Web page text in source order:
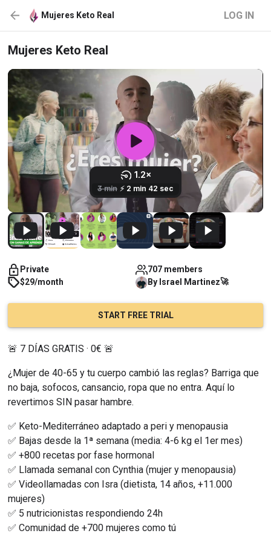
Mujeres Keto Real LOG IN
Mujeres Keto Real
Private
707 members
$29/month
By Israel Martinez🚀
START FREE TRIAL
🚨 7 DÍAS GRATIS · 0€ 🚨
¿Mujer de 40-65 y tu cuerpo cambió las reglas? Barriga que
no baja, sofocos, cansancio, ropa que no entra. Aquí lo
revertimos SIN pasar hambre.
✅ Keto-Mediterráneo adaptado a peri y menopausia
✅ Bajas desde la 1ª semana (media: 4-6 kg el 1er mes)
✅ +800 recetas por fase hormonal
✅ Llamada semanal con Cynthia (mujer y menopausia)
✅ Videollamadas con Isra (dietista, 14 años, +11.000
mujeres)
✅ 5 nutricionistas respondiendo 24h
✅ Comunidad de +700 mujeres como tú